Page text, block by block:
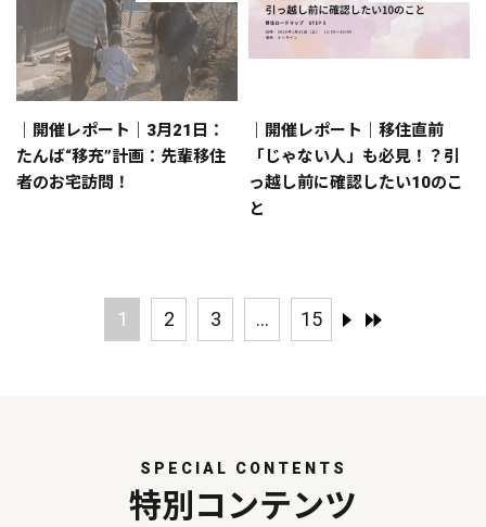
｜開催レポート｜3月21日：
たんば“移充”計画：先輩移住
者のお宅訪問！
｜開催レポート｜移住直前
「じゃない人」も必見！？引
っ越し前に確認したい10のこ
と
1 2 3 ... 15
SPECIAL CONTENTS
特別コンテンツ